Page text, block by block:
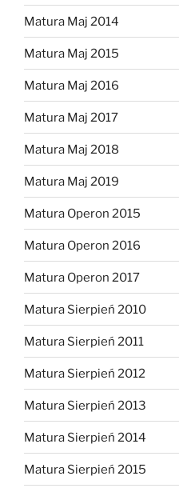
Matura Maj 2014
Matura Maj 2015
Matura Maj 2016
Matura Maj 2017
Matura Maj 2018
Matura Maj 2019
Matura Operon 2015
Matura Operon 2016
Matura Operon 2017
Matura Sierpień 2010
Matura Sierpień 2011
Matura Sierpień 2012
Matura Sierpień 2013
Matura Sierpień 2014
Matura Sierpień 2015